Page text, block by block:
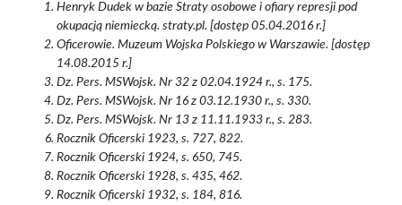
Henryk Dudek w bazie Straty osobowe i ofiary represji pod
okupacją niemiecką. straty.pl. [dostęp 05.04.2016 r.]
Oficerowie. Muzeum Wojska Polskiego w Warszawie. [dostęp
14.08.2015 r.]
Dz. Pers. MSWojsk. Nr 32 z 02.04.1924 r., s. 175.
Dz. Pers. MSWojsk. Nr 16 z 03.12.1930 r., s. 330.
Dz. Pers. MSWojsk. Nr 13 z 11.11.1933 r., s. 283.
Rocznik Oficerski 1923, s. 727, 822.
Rocznik Oficerski 1924, s. 650, 745.
Rocznik Oficerski 1928, s. 435, 462.
Rocznik Oficerski 1932, s. 184, 816.